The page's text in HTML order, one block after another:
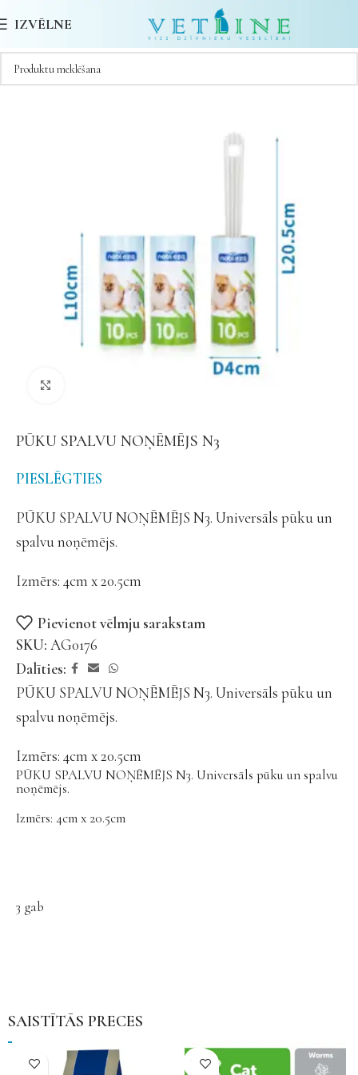
IZVĒLNE
PŪKU SPALVU NOŅĒMĒJS N3
PIESLĒGTIES
PŪKU SPALVU NOŅĒMĒJS N3. Universāls pūku un
spalvu noņēmējs.
Izmērs: 4cm x 20.5cm
Pievienot vēlmju sarakstam
SKU: AG0176
Dalīties:
PŪKU SPALVU NOŅĒMĒJS N3. Universāls pūku un
spalvu noņēmējs.
Izmērs: 4cm x 20.5cm
PŪKU SPALVU NOŅĒMĒJS N3. Universāls pūku un spalvu
noņēmējs.
Izmērs: 4cm x 20.5cm
3 gab
SAISTĪTĀS PRECES
NAV